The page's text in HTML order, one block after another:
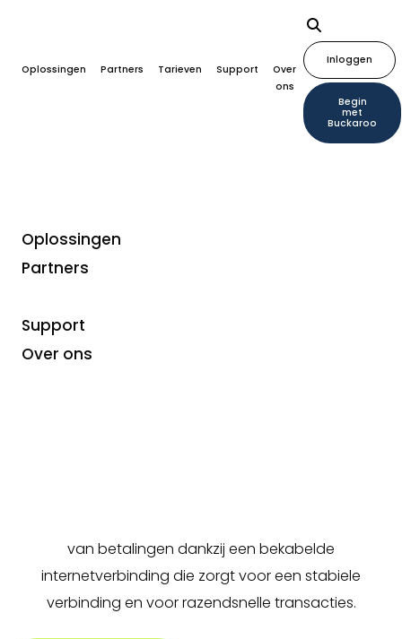
Oplossingen Partners Tarieven Support
Over
ons
Inloggen
Begin
met
Buckaroo
Oplossingen
Partners
Support
Over ons
Modellen
Buck Fixed: Snel,
betrouwbaar en
van betalingen dankzij een bekabelde
internetverbinding die zorgt voor een stabiele
verbinding en voor razendsnelle transacties.